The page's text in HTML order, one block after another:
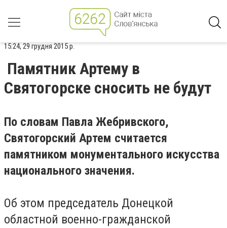
15:24, 29 грудня 2015 р.
Памятник Артему в
Святогорске сносить не будут
По словам Павла Жебривского,
Святогорский Артем считается
памятником монументального искусства
национального значения.
Об этом председатель Донецкой
областной военно-гражданской